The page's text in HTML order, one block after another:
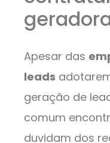
Apesar das
leads
geração de
comum
duvidam dos